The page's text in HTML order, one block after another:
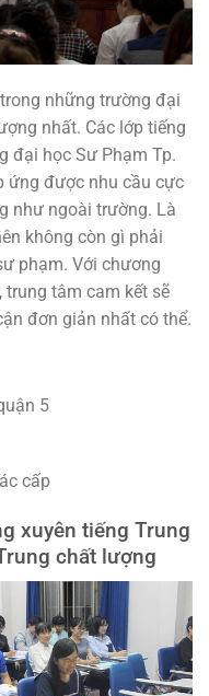
những trường đại
nhất. Các lớp tiếng
đại học Sư Phạm Tp.
ứng được nhu cầu cực
như ngoài trường. Là
không còn gì phải
phạm. Với chương
tâm cam kết sẽ
đơn giản nhất có thể.
5
cấp
xuyên tiếng Trung
chất lượng